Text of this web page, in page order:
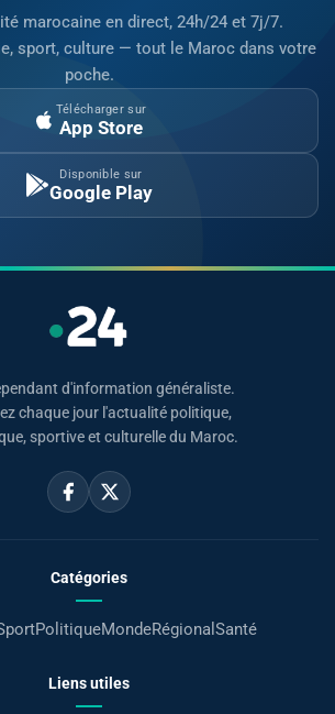
marocaine en direct, 24h/24 et 7j/7.
sport, culture — tout le Maroc dans votre
poche.
Télécharger sur
App Store
Disponible sur
Google Play
d'information généraliste.
chaque jour l'actualité politique,
sportive et culturelle du Maroc.
Catégories
PolitiqueMondeRégional Santé
Liens utiles